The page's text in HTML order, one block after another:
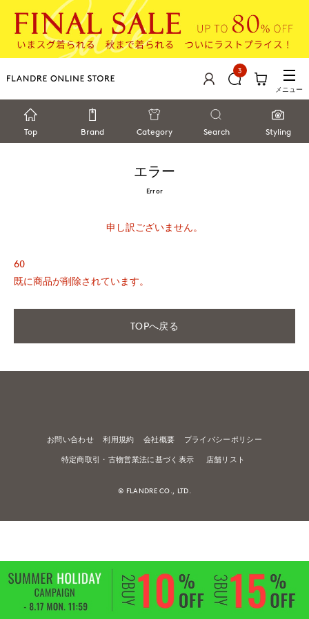
3
メニュー
Top Brand Category Search Styling
エラー
Error
申し訳ございません。
60
既に商品が削除されています。
TOPへ戻る
お問い合わせ 利用規約 会社概要 プライバシーポリシー
特定商取引・古物営業法に基づく表示 店舗リスト
© FLANDRE CO., LTD.